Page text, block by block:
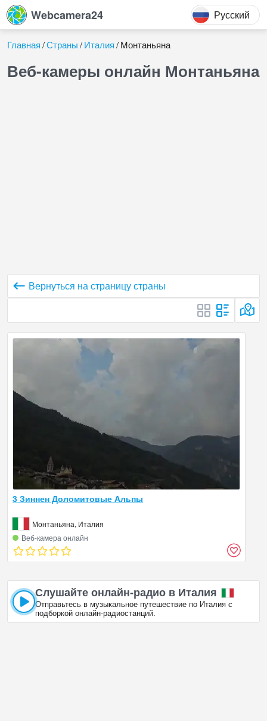
Webcamera24 Русский
Главная Страны Италия Монтаньяна
Веб-камеры онлайн Монтаньяна
Вернуться на страницу страны
3 Зиннен Доломитовые Альпы
Монтаньяна, Италия
Веб‑камера онлайн
Слушайте онлайн‑радио в Италия
Отправьтесь в музыкальное путешествие по Италия с
подборкой онлайн‑радиостанций.